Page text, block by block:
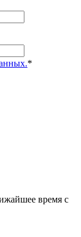
*
время с